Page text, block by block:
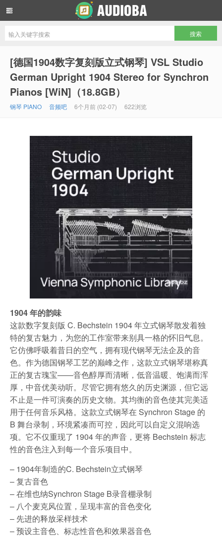
[德国1904数字复刻版立式钢琴] VSL Studio
German Upright 1904 Stereo for Synchron
Pianos [WiN]（18.8GB）
钢琴 PIANO 音频吧 6个月前 (02-07) 622浏览
1904 年的韵味
这款数字复刻版 C. Bechstein 1904 年立式钢琴散发着独
特的复古魅力，为您的工作室带来别具一格的怀旧气息。
它仿佛呼吸着昔日的空气，拥有现代钢琴无法企及的音
色。作为德国钢琴工艺的巅峰之作，这款立式钢琴堪称真
正的复古瑰宝——音色醇厚而清晰，低音温暖、饱满而浑
厚，中音优美动听。尽管它拥有悠久的历史渊源，但它远
不止是一件可演奏的历史文物。其均衡的音色使其完美适
用于任何音乐风格。这款立式钢琴在 Synchron Stage 的
B 舞台录制，环境紧凑而可控，因此可以自定义混响选
项。它不仅重现了 1904 年的声音，更将 Bechstein 标志
性的音色注入到每一个音乐项目中。
– 1904年制造的C. Bechstein立式钢琴
– 复古音色
– 在维也纳Synchron Stage B录音棚录制
– 八个麦克风位置，呈现丰富的音色变化
– 先进的释放采样技术
– 预设主音色、标志性音色和效果器音色